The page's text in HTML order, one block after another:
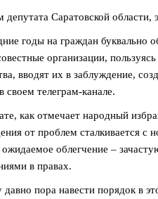
депутата Саратовской области,
годы на граждан буквально
организации,
вводят их в заблуждение,
своем телеграм-канале.
как отмечает народный
от проблем сталкивается с
облегчение –
в правах.
пора навести порядок в